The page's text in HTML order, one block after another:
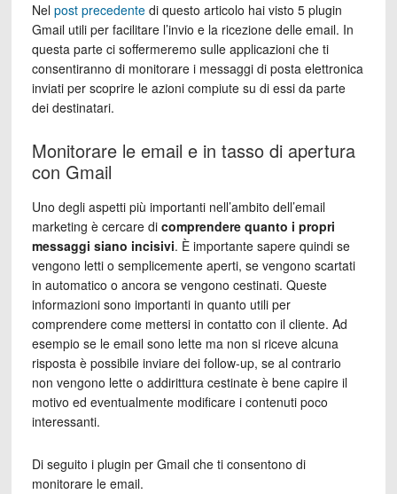
Nel post precedentedi questo articolo hai visto 5 plugin
Gmail utili per facilitare l’invio e la ricezione delle email. In
questa parte ci soffermeremo sulle applicazioni che ti
consentiranno di monitorare i messaggi di posta elettronica
inviati per scoprire le azioni compiute su di essi da parte
dei destinatari.
Monitorare le email e in tasso di apertura
con Gmail
Uno degli aspetti più importanti nell’ambito dell’email
marketing è cercare di comprendere quanto i propri
messaggi siano incisivi. È importante sapere quindi se
vengono letti o semplicemente aperti, se vengono scartati
in automatico o ancora se vengono cestinati. Queste
informazioni sono importanti in quanto utili per
comprendere come mettersi in contatto con il cliente. Ad
esempio se le email sono lette ma non si riceve alcuna
risposta è possibile inviare dei follow-up, se al contrario
non vengono lette o addirittura cestinate è bene capire il
motivo ed eventualmente modificare i contenuti poco
interessanti.
Di seguito i plugin per Gmail che ti consentono di
monitorare le email.